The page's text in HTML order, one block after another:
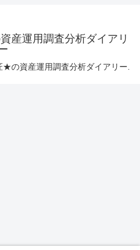
産運用調査分析ダイアリ
の資産運用調査分析ダイアリー.